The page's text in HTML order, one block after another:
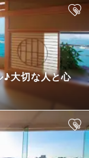
♪大切な人と心